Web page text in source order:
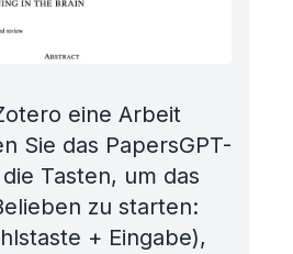
eine Arbeit
Sie das PapersGPT-
Tasten, um das
zu starten:
+ Eingabe),